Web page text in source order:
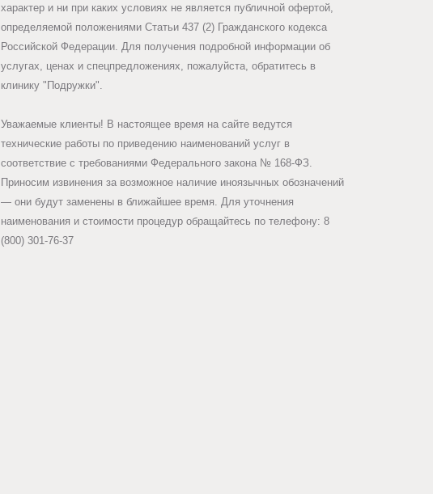
характер и ни при каких условиях не является публичной офертой,
определяемой положениями Статьи 437 (2) Гражданского кодекса
Российской Федерации. Для получения подробной информации об
услугах, ценах и спецпредложениях, пожалуйста, обратитесь в
клинику "Подружки".
Уважаемые клиенты! В настоящее время на сайте ведутся
технические работы по приведению наименований услуг в
соответствие с требованиями Федерального закона № 168-ФЗ.
Приносим извинения за возможное наличие иноязычных обозначений
— они будут заменены в ближайшее время. Для уточнения
наименования и стоимости процедур обращайтесь по телефону: 8
(800) 301-76-37